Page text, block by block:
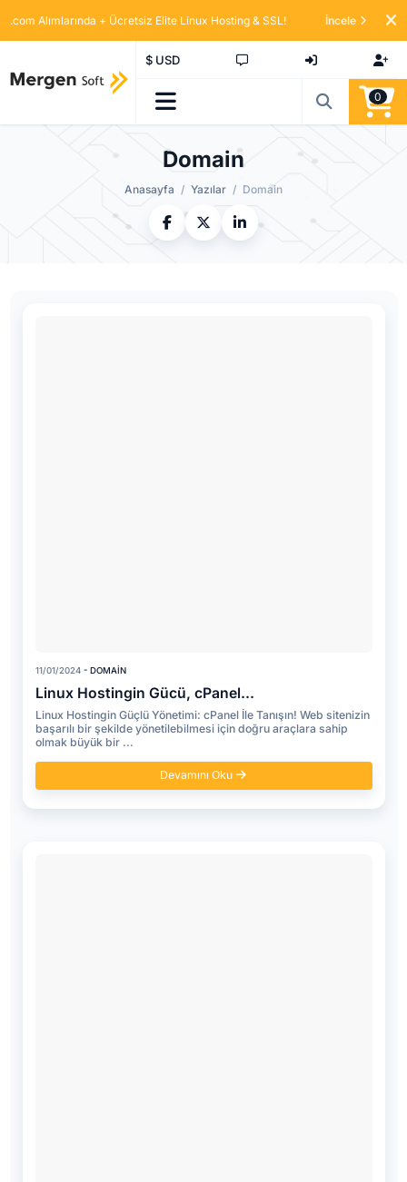
.com Alımlarında + Ücretsiz Elite Linux Hosting & SSL! İncele
$ USD
0
Domain
Anasayfa Yazılar Domain
11/01/2024- DOMAIN
Linux Hostingin Gücü, cPanel...
Linux Hostingin Güçlü Yönetimi: cPanel İle Tanışın! Web sitenizin
başarılı bir şekilde yönetilebilmesi için doğru araçlara sahip
olmak büyük bir ...
Devamını Oku